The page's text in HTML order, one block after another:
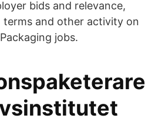
bids and relevance,
terms and other activity on
jobs.